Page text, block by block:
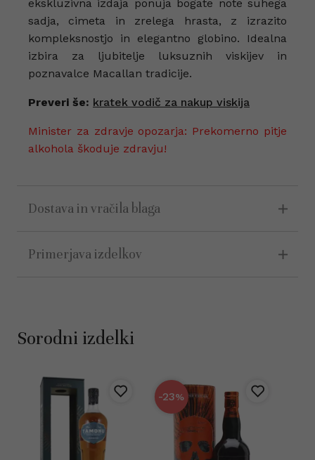
ekskluzivna izdaja ponuja bogate note suhega
sadja, cimeta in zrelega hrasta, z izrazito
kompleksnostjo in elegantno globino. Idealna
izbira za ljubitelje luksuznih viskijev in
poznavalce Macallan tradicije.
Preveri še: kratek vodič za nakup viskija
Minister za zdravje opozarja: Prekomerno pitje
alkohola škoduje zdravju!
Dostava in vračila blaga
Primerjava izdelkov
Sorodni izdelki
-23%